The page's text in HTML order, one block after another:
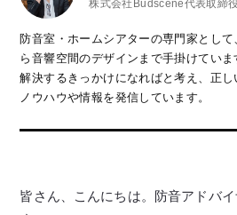
株式会社Budscene代表取締役
防音室・ホームシアターの専門家とし
ら音響空間のデザインまで手掛けてい
解決するきっかけになればと考え、正
ノウハウや情報を発信しています。
皆さん、こんにちは。防音アドバ